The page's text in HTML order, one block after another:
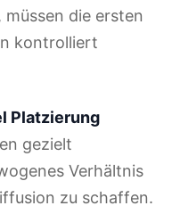
die ersten
kontrolliert
Platzierung
gezielt
Verhältnis
zu schaffen.